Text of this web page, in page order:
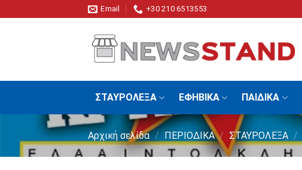
to
Email +30 210 6513553
ΣΤΑΥΡΟΛΕΞΑ ΕΦΗΒΙΚΑ ΠΑΙΔΙΚΑ
Αρχική σελίδα / ΠΕΡΙΟΔΙΚΑ / ΣΤΑΥΡΟΛΕΞΑ /